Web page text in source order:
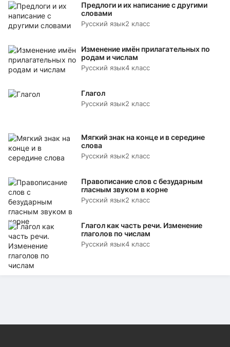
Предлоги и их написание с другими
словами
Русский язык2 класс
Изменение имён прилагательных по
родам и числам
Русский язык4 класс
Глагол
Русский язык2 класс
Мягкий знак на конце и в середине
слова
Русский язык2 класс
Правописание слов с безударным
гласным звуком в корне
Русский язык2 класс
Глагол как часть речи. Изменение
глаголов по числам
Русский язык4 класс